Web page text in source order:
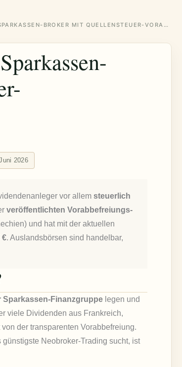
S BROKER IM TEST 2026: SPARKASSEN-BROKER MIT QUELLENSTEUER-VORABBEFREIUNG
2026
vor allemsteuerlich
veröffentlichten Vorabbefreiungs-
und hat mit der aktuellen
€. Auslandsbörsen sind handelbar,
Sparkassen-Finanzgruppe legen und
viele Dividenden aus Frankreich,
der transparenten Vorabbefreiung.
Neobroker-Trading sucht, ist